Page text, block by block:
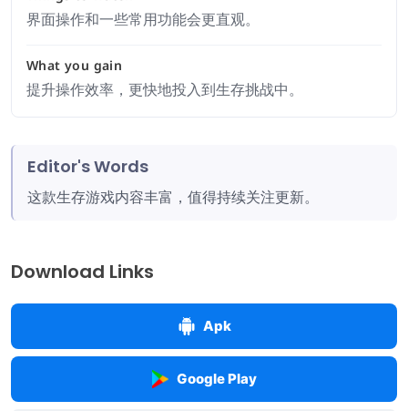
界面操作和一些常用功能会更直观。
What you gain
提升操作效率，更快地投入到生存挑战中。
Editor's Words
这款生存游戏内容丰富，值得持续关注更新。
Download Links
Apk
Google Play